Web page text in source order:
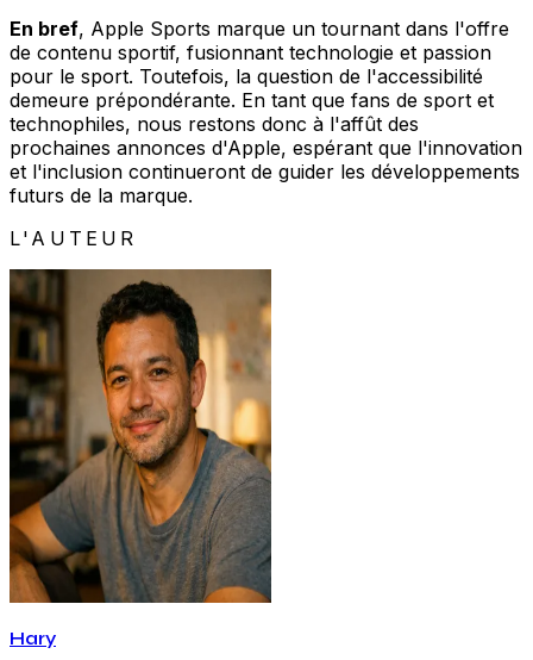
En bref, Apple Sports marque un tournant dans l'offre
de contenu sportif, fusionnant technologie et passion
pour le sport. Toutefois, la question de l'accessibilité
demeure prépondérante. En tant que fans de sport et
technophiles, nous restons donc à l'affût des
prochaines annonces d'Apple, espérant que l'innovation
et l'inclusion continueront de guider les développements
futurs de la marque.
L'AUTEUR
Hary